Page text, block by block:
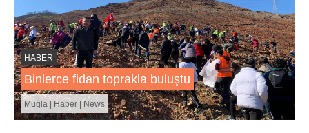
HABER
Binlerce fidan toprakla buluştu
Muğla | Haber | News